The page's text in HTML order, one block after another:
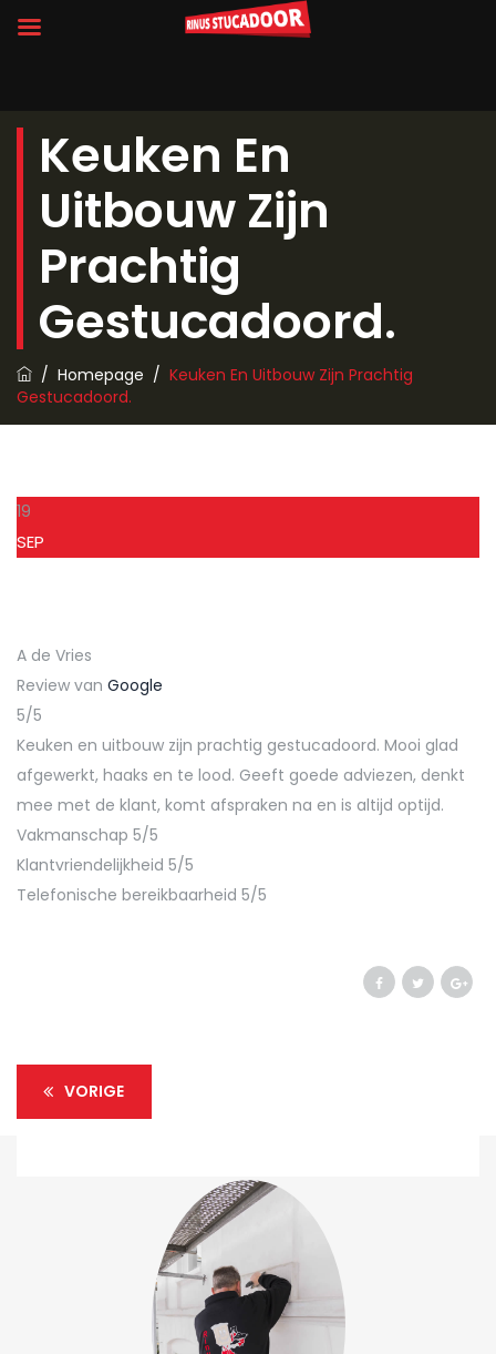
Keuken En
Uitbouw Zijn
Prachtig
Gestucadoord.
/ Homepage / Keuken En Uitbouw Zijn Prachtig
Gestucadoord.
19
SEP
A de Vries
Review van Google
5/5
Keuken en uitbouw zijn prachtig gestucadoord. Mooi glad
afgewerkt, haaks en te lood. Geeft goede adviezen, denkt
mee met de klant, komt afspraken na en is altijd optijd.
Vakmanschap 5/5
Klantvriendelijkheid 5/5
Telefonische bereikbaarheid 5/5
VORIGE